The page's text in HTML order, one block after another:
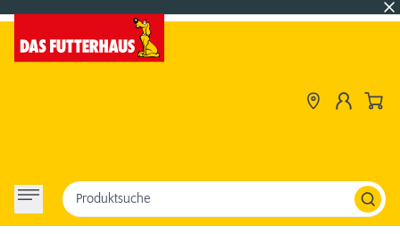
Produktsuche